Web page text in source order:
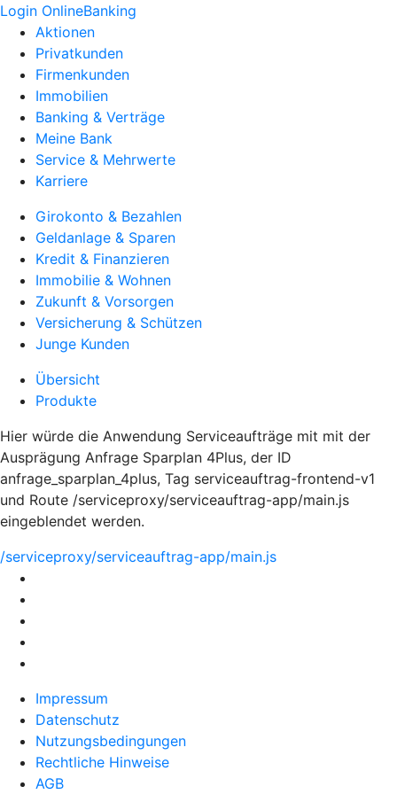
Login OnlineBanking
Aktionen
Privatkunden
Firmenkunden
Immobilien
Banking & Verträge
Meine Bank
Service & Mehrwerte
Karriere
Girokonto & Bezahlen
Geldanlage & Sparen
Kredit & Finanzieren
Immobilie & Wohnen
Zukunft & Vorsorgen
Versicherung & Schützen
Junge Kunden
Übersicht
Produkte
Hier würde die Anwendung Serviceaufträge mit mit der
Ausprägung Anfrage Sparplan 4Plus, der ID
anfrage_sparplan_4plus, Tag serviceauftrag-frontend-v1
und Route /serviceproxy/serviceauftrag-app/main.js
eingeblendet werden.
/serviceproxy/serviceauftrag-app/main.js
Impressum
Datenschutz
Nutzungsbedingungen
Rechtliche Hinweise
AGB